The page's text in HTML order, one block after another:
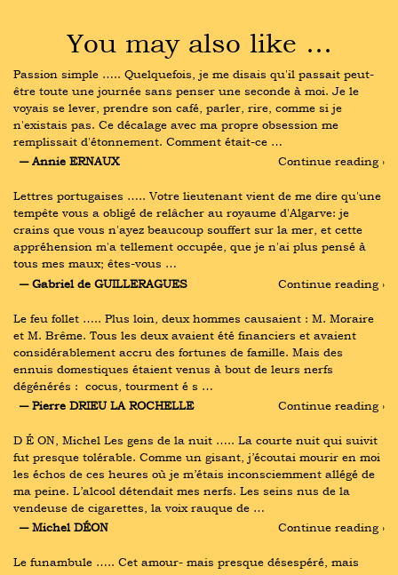
You may also like …
Passion simple ….. Quelquefois, je me disais qu'il passait peut-
être toute une journée sans penser une seconde à moi. Je le
voyais se lever, prendre son café, parler, rire, comme si je
n'existais pas. Ce décalage avec ma propre obsession me
remplissait d'étonnement. Comment était-ce …
― Annie ERNAUX
Continue reading ›
Lettres portugaises ….. Votre lieutenant vient de me dire qu'une
tempête vous a obligé de relâcher au royaume d'Algarve: je
crains que vous n'ayez beaucoup souffert sur la mer, et cette
appréhension m'a tellement occupée, que je n'ai plus pensé à
tous mes maux; êtes-vous …
― Gabriel de GUILLERAGUES
Continue reading ›
Le feu follet ….. Plus loin, deux hommes causaient : M. Moraire
et M. Brême. Tous les deux avaient été financiers et avaient
considérablement accru des fortunes de famille. Mais des
ennuis domestiques étaient venus à bout de leurs nerfs
dégénérés : ‬ cocus, tourment é s …
― Pierre DRIEU LA ROCHELLE
Continue reading ›
D É ON, Michel Les gens de la nuit ….. La courte nuit qui suivit
fut presque tolérable. Comme un gisant, j’écoutai mourir en moi
les échos de ces heures où je m’étais inconsciemment allégé de
ma peine. L’alcool détendait mes nerfs. Les seins nus de la
vendeuse de cigarettes, la voix rauque de …
― Michel DÉON
Continue reading ›
Le funambule ….. Cet amour- mais presque désespéré, mais